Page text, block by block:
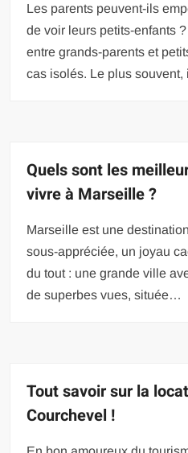
Les parents peuvent-ils
de voir leurs petits-enfants
entre grands-parents et
cas isolés. Le plus souvent,
Quels sont les
vivre à Marseille ?
Marseille est une
sous-appréciée, un joyau
du tout : une grande ville
de superbes vues, située…
Tout savoir sur la
Courchevel !